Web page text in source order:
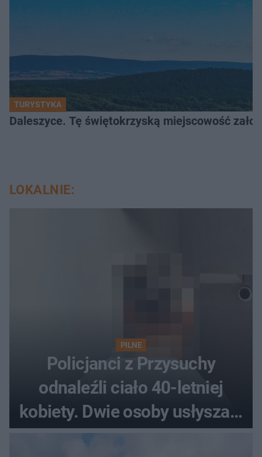
TURYSTYKA
Daleszyce. Tę świętokrzyską miejscowość
LOKALNIE:
PILNE
Policjanci z Przysuchy
odnaleźli ciało 40-letniej
kobiety. Dwie osoby usłyszały
zarzut zabójstwa